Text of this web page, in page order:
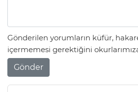
Gönderilen yorumların küfür,
içermemesi gerektiğini
Gönder